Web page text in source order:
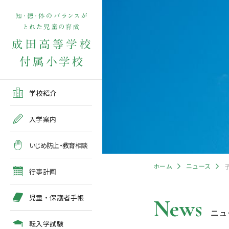
学校紹介
教育課程
年間行事
施設紹介
アクセスマップ
入学案内
募集要項
出願方法
入学検査
入学検査関係行事等の呼
びかけ
いじめ防止・教育相談
行事計画
５月の行事予定
６月の行事予定
７月・８月の行事予定
児童・保護者手帳
転入学試験
緊急時・警報発令時の対
処について
臨時休校等の特別措置に
ホーム ニュース
News ニ